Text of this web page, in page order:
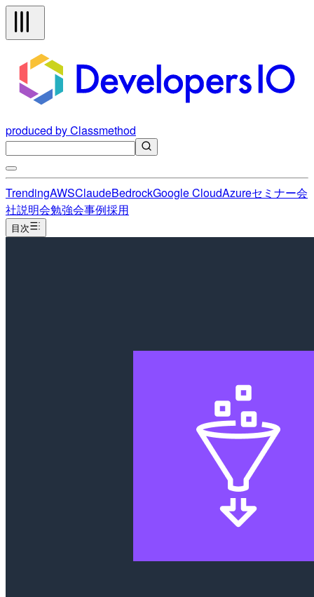
produced by Classmethod
TrendingAWSClaudeBedrockGoogle CloudAzureセミナー会
社説明会勉強会事例採用
目次